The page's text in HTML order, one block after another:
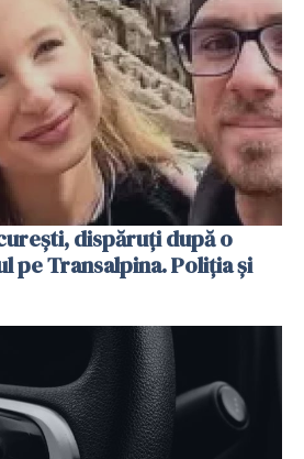
dispăruți după o
pe Transalpina. Poliția și